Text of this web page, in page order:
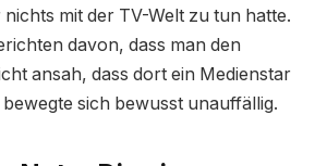
mit der TV-Welt zu tun hatte.
davon, dass man den
ansah, dass dort ein Medienstar
sich bewusst unauffällig.